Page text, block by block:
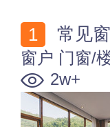
常见
窗户 门窗/
2w+